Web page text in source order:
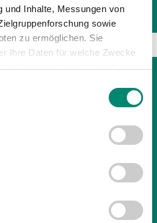
und Inhalte, Messungen von
sowie
zu ermöglichen. Sie
Ihre Daten für welche Zwecke
jederzeit über die
widerrufen
wie Ihre persönlichen Daten
Sie Ihre Präferenzen im
um Inhalte und Anzeigen zu
auf unsere Website zu
Tabelle liegen die Innviertle